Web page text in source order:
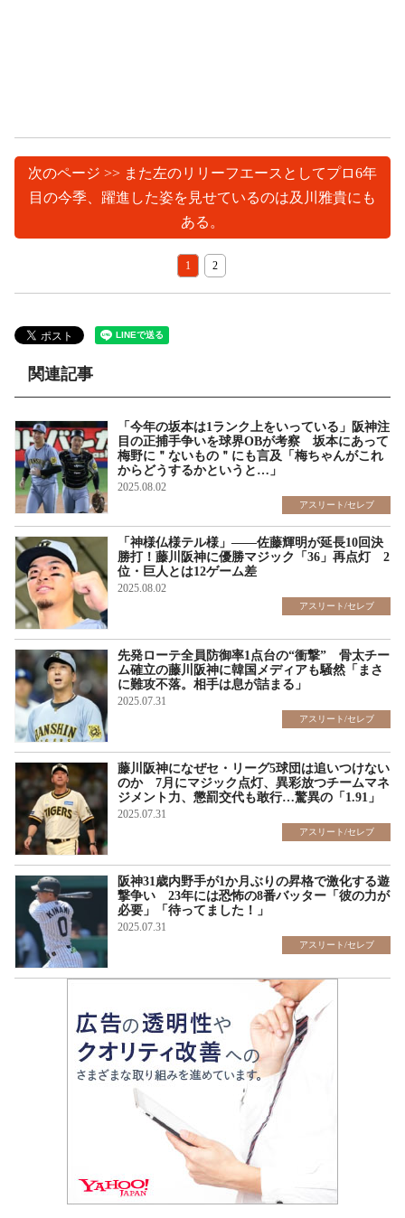
次のページ >> また左のリリーフエースとしてプロ6年
目の今季、躍進した姿を見せているのは及川雅貴にも
ある。
1 2
関連記事
「今年の坂本は1ランク上をいっている」阪神注
目の正捕手争いを球界OBが考察 坂本にあって
梅野に＂ないもの＂にも言及「梅ちゃんがこれ
からどうするかというと…」
2025.08.02
アスリート/セレブ
「神様仏様テル様」――佐藤輝明が延長10回決
勝打！藤川阪神に優勝マジック「36」再点灯 2
位・巨人とは12ゲーム差
2025.08.02
アスリート/セレブ
先発ローテ全員防御率1点台の“衝撃” 骨太チー
ム確立の藤川阪神に韓国メディアも騒然「まさ
に難攻不落。相手は息が詰まる」
2025.07.31
アスリート/セレブ
藤川阪神になぜセ・リーグ5球団は追いつけない
のか 7月にマジック点灯、異彩放つチームマネ
ジメント力、懲罰交代も敢行…驚異の「1.91」
2025.07.31
アスリート/セレブ
阪神31歳内野手が1か月ぶりの昇格で激化する遊
撃争い 23年には恐怖の8番バッター「彼の力が
必要」「待ってました！」
2025.07.31
アスリート/セレブ